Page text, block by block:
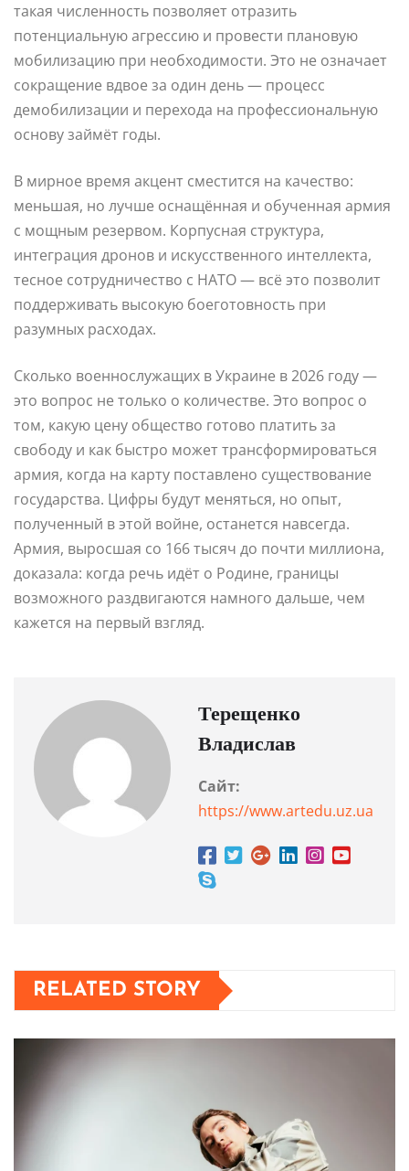
такая численность позволяет отразить
потенциальную агрессию и провести плановую
мобилизацию при необходимости. Это не означает
сокращение вдвое за один день — процесс
демобилизации и перехода на профессиональную
основу займёт годы.
В мирное время акцент сместится на качество:
меньшая, но лучше оснащённая и обученная армия
с мощным резервом. Корпусная структура,
интеграция дронов и искусственного интеллекта,
тесное сотрудничество с НАТО — всё это позволит
поддерживать высокую боеготовность при
разумных расходах.
Сколько военнослужащих в Украине в 2026 году —
это вопрос не только о количестве. Это вопрос о
том, какую цену общество готово платить за
свободу и как быстро может трансформироваться
армия, когда на карту поставлено существование
государства. Цифры будут меняться, но опыт,
полученный в этой войне, останется навсегда.
Армия, выросшая со 166 тысяч до почти миллиона,
доказала: когда речь идёт о Родине, границы
возможного раздвигаются намного дальше, чем
кажется на первый взгляд.
Терещенко
Владислав
Сайт:
https://www.artedu.uz.ua
RELATED STORY